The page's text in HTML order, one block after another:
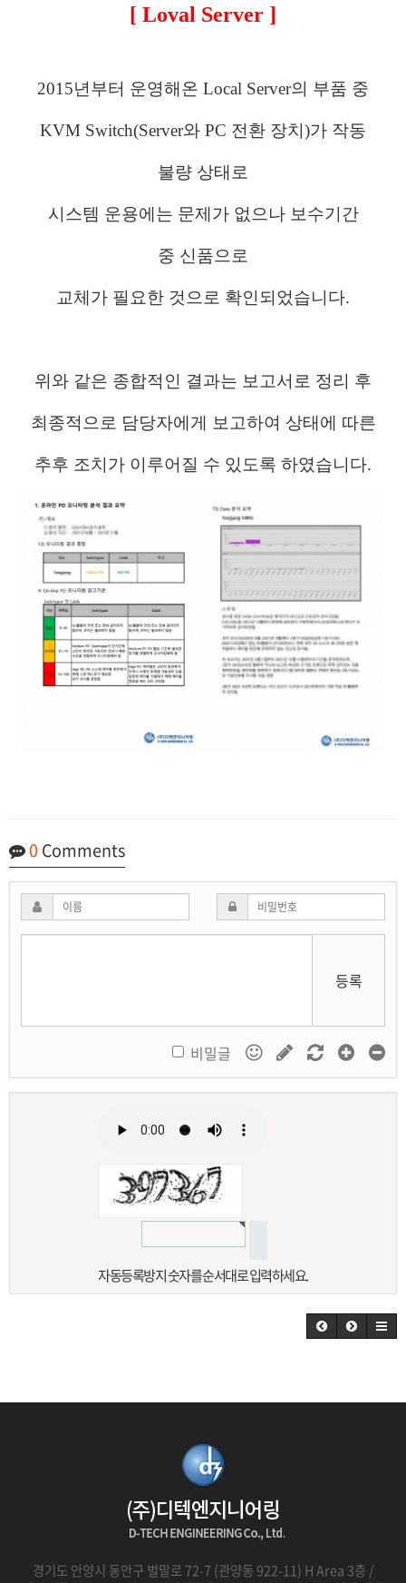
[ Loval Server ]
2015년부터 운영해온 Local Server의 부품 중
KVM Switch(Server와 PC 전환 장치)가 작동
불량 상태로
시스템 운용에는 문제가 없으나 보수기간
중 신품으로
교체가 필요한 것으로 확인되었습니다.
위와 같은 종합적인 결과는 보고서로 정리 후
최종적으로 담당자에게 보고하여 상태에 따른
추후 조치가 이루어질 수 있도록 하였습니다.
0 Comments
등록
비밀글
자동등록방지 숫자를 순서대로 입력하세요.
경기도 안양시 동안구 벌말로 72-7 (관양동 922-11) H Area 3층 /